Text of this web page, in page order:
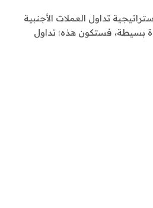
تداول العملات الأجنبية
بسيطة، فستكون هذه؛ تداول